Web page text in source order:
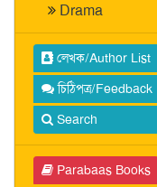
Drama
লেখক/Author List
চিঠিপত্র/Feedback
Search
Parabaas Books